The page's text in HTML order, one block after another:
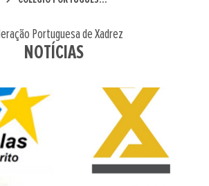
Portuguesa de Xadrez
NOTÍCIAS